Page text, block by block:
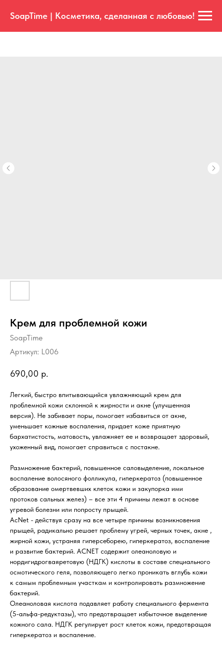
SoapTime | Косметика, сделанная с любовью!
Крем для проблемной кожи
SoapTime
Артикул: L006
690,00 р.
Легкий, быстро впитывающийся увлажняющий крем для
проблемной кожи склонной к жирности и акне (улучшенная
версия). Не забивает поры, помогает избавиться от акне,
уменьшает кожные воспаления, придает коже приятную
бархатистость, матовость, увлажняет ее и возвращает здоровый,
ухоженный вид, помогает справиться с постакне.
Размножение бактерий, повышенное саловыделение, локальное
воспаление волосяного фолликула, гиперкератоз (повышенное
образование омертвевших клеток кожи и закупорка ими
протоков сальных желез) – все эти 4 причины лежат в основе
угревой болезни или попросту прыщей.
АcNet - действуя сразу на все четыре причины возникновения
прыщей, радикально решает проблему угрей, черных точек, акне ,
жирной кожи, устраняя гиперсеборею, гиперкератоз, воспаление
и развитие бактерий. АСNET содержит олеаноловую и
нордигидрогваяретовую (НДГК) кислоты в составе специального
осмотического геля, позволяющего легко проникать вглубь кожи
к самым проблемным участкам и контролировать размножение
бактерий.
Олеаноловая кислота подавляет работу специального фермента
(5-альфа-редуктазы), что предотвращает избыточное выделение
кожного сала. НДГК регулирует рост клеток кожи, предотвращая
гиперкератоз и воспаление.